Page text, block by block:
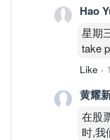
Hao
星期
take
Like ·
黄耀
在股
时,我